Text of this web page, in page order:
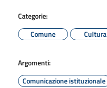
Categorie:
Comune
Cultura
Argomenti:
Comunicazione istituzionale